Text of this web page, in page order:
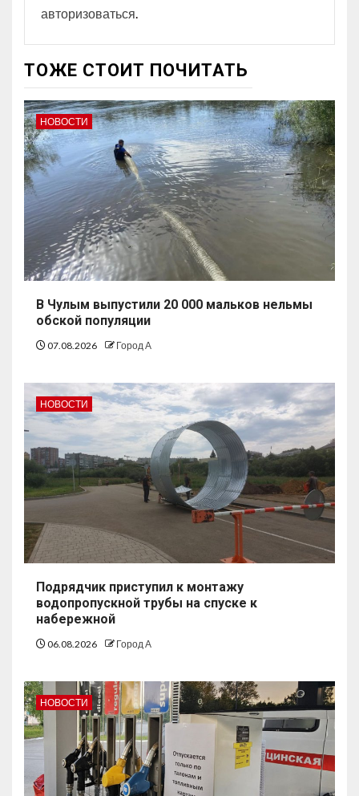
авторизоваться.
ТОЖЕ СТОИТ ПОЧИТАТЬ
НОВОСТИ
В Чулым выпустили 20 000 мальков нельмы
обской популяции
07.08.2026 Город А
НОВОСТИ
Подрядчик приступил к монтажу
водопропускной трубы на спуске к
набережной
06.08.2026 Город А
НОВОСТИ